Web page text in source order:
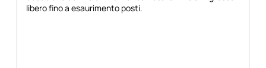
libero fino a esaurimento posti.